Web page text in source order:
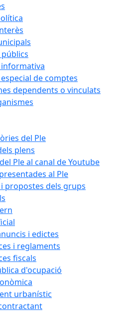
de comptes
dependents o vinculats
del Ple
plens
Ple al canal de Youtube
al Ple
propostes dels grups
i edictes
i reglaments
fiscals
d'ocupació
urbanístic